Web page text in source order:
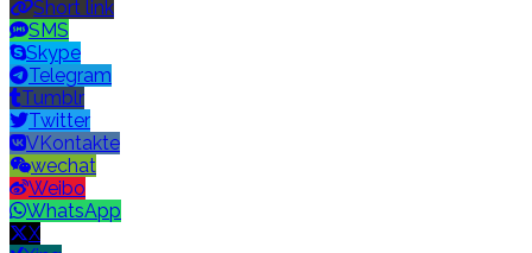
Short link
SMS
Skype
Telegram
Tumblr
Twitter
VKontakte
wechat
Weibo
WhatsApp
X